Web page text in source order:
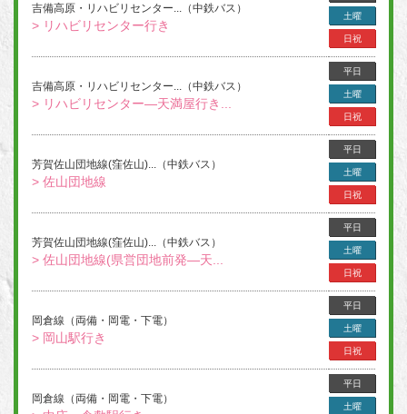
吉備高原・リハビリセンター...（中鉄バス）
> リハビリセンター行き
土曜
日祝
吉備高原・リハビリセンター...（中鉄バス）
> リハビリセンター―天満屋行き...
平日
土曜
日祝
芳賀佐山団地線(窪佐山)...（中鉄バス）
> 佐山団地線
平日
土曜
日祝
芳賀佐山団地線(窪佐山)...（中鉄バス）
> 佐山団地線(県営団地前発―天...
平日
土曜
日祝
岡倉線（両備・岡電・下電）
> 岡山駅行き
平日
土曜
日祝
岡倉線（両備・岡電・下電）
平日
土曜